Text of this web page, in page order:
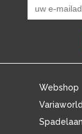
Webshop
Variaworld